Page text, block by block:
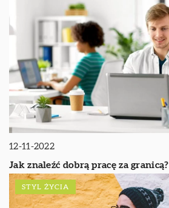
12-11-2022
Jak znaleźć dobrą pracę za granicą?
STYL ŻYCIA